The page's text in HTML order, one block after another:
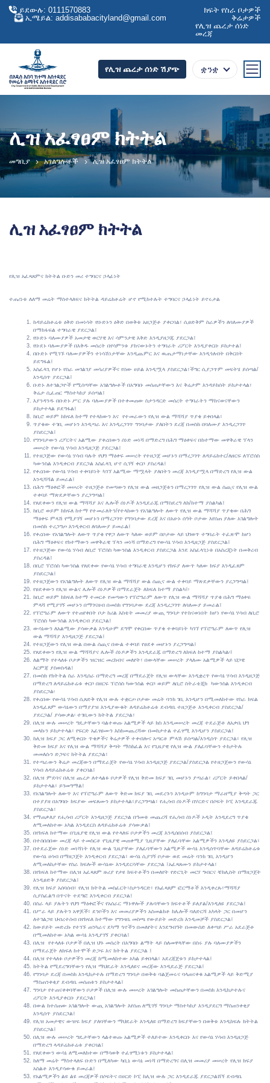
ይደውሉ: 0111570883
ኢሜይል: addisababacityland@gmail.com
ክፍት የስራ ቦታዎች
ቅሬታዎች
የሊዝ ጨረታ ሰነድ
መረጃ
የሊዝ ጨረታ ሰነድ ሽያጭ ቋንቋ
ሊዝ አፈፃፀም ክትትል
መግቢያ አገልግሎቶች ሊዝ አፈፃፀም ክትትል
ሊዝ አፈፃፀም ክትትል
የሊዝ አፈጻጸምና ክትትል ቡድን መሪ ተግባርና ኃላፊነት
ተጠሪነቱ ለለማ መሬት ማስተላለፍና ክትትል ዳይሬክቶሬት ሆኖ የሚከተሉት ተግባርና ኃላፊነት ይኖሩታል
ከዳይሬክቶሬቱ ዕቅድ በመነሳት የቡድኑን ዕቅድ በወቅቱ አዘጋጅቶ ያቀርባል፣ ሲፀድቅም ስራዎችን ለባለሙያዎች
በማከፋፍል ተግባራዊ ያደርጋል፤
የቡድኑ ባለሙያዎች አመታዊ ወርሃዊ እና ሳምንታዊ እቅድ እንዲያዘጋጁ ያደርጋል፤
የቡደኑ ባለሙያዎች በእቅዱ መሰረት በየሳምንቱ ያከናውኑትን ተግባራት ሪፖርት እንዲያቀርቡ ይከታተል፤
በቡድኑ የሚገኙ ባለሙያዎችን ተነሳሽነታቸው እንዲጨምር እና ዉጤታማነታቸው እንዲጎለብት በቅርበት
ይደግፋል፤
አስፈላጊ የሆኑ የስራ መገልገያ መሳሪያዎችና የሰው ሀይል እንዲሟላ ያስደርጋል፣ችግር ሲያጋጥም መፍትሄ ይሰጣል/
እንዲሰጥ ያደርጋል፤
ቡድኑ ለተገልጋዮች የሚሰጣቸው አገልግሎቶች በአግባቡ መሰጠታቸውን እና ቅሬታም እንዳይከሰት ይከታተላል፣
ቅሬታ ሲፈጠር ማስተካከያ ይሰጣል፤
እያንዳንዱ በቡድኑ ሥር ያሉ ባለሙያዎች በተቀመጠው ስታንዳርድ መሰረት ተግባራትን ማከናወናቸውን
ይከታተላል ይደግፋል፤
ከቢሮ ወይም ከክፍለ ከተማ የተላከውን እና የተመራውን የሊዝ ውል ማሻሻያ ጥያቄ ይቀበላል፣
ጥያቄው ተገቢ መሆኑን እንዲጣራ እና እንዲረጋገጥ ግንባታው ያለበትን ደረጃ በመስክ በባለሙያ እንዲረጋገጥ
ያስደርጋል፤
የግንባታውን ሪፖርትና አልሚው ያቀረበውን ሰነድ መነሻ በማድረግ በሕግ ማዕቀፍና በከተማው መዋቅራዊ ፕላን
መሠረት የውሳኔ ሃሳብ እንዲዘጋጅ ያደርጋል፤
የተዘጋጅው የውሳኔ ሃሳብ ባሉት የህግ ማዕቀፍ መሠረት የተዘጋጀ መሆኑን በማረጋገጥ ለዳይሬክተር/ለዘርፍ ለፕሮሰስ
ካውንስል እንዲቀርብ ያደርጋል አስፈላጊ ሆኖ ሲገኝ ቀርቦ ያስረዳል፤
የቀረበው የውሳኔ ሃሳብ ተቀባይነት ካገኘ አልሚው ማሟላት ያለበትን መረጃ እንዲያሟላ በማድረግ የሊዝ ውል
እንዲሻሻል ይመራል፤
በሕግ ማዕቀፎች መሠረት ተዘጋጅቶ የመጣውን የሊዝ ውል መዘጋጀቱን በማረጋገጥ የሊዝ ውል ሰጪና የሊዝ ውል
ተቀባይ ማጽደቃቸውን ያረጋግጣል፤
የጸደቀውን የሊዝ ውል ማሻሻያ እና ሌሎች ሰነዶች እንዲደራጁ በማስደረግ ለክ/ከተማ ያስልካል፤
ከቢሮ ወይም ከክፍለ ከተማ የተመራለትን/የተላከውን የአገልግሎት ለውጥ የሊዝ ውል ማሻሻያ ጥያቄው በሕግ
ማዕቀፍ ምላሽ የሚያገኝ መሆኑን በማረጋገጥ የግንባታው ደረጃ እና በአሁኑ ሰዓት ቦታው እየሰጠ ያለው አገልግሎት
በመስክ ተረጋግጦ እንዲቀርብ ለባለሙያ ይመራል፤
የቀረበው የአገልግሎት ለውጥ ጥያቄ የዋጋ ለውጥ ካለው ወይም በቦታው ላይ ህገወጥ ተግባራት ተፈጽሞ ከሆነ
በሕግ ማዕቀፍና የከተማውን መዋቅራዊ ፕላን መነሻ በማድረግ የውሳኔ ሃሳብ እንዲዘጋጅ ያስደርጋል፤
የተዘጋጅው የውሳኔ ሃሳብ ለቢሮ ፕሮሰስ ካውንስል እንዲቀርብ ያስደርጋል እንደ አስፈላጊነቱ በአስረጂነት በመቅረብ
ያስረዳል፤
በቢሮ ፕሮሰስ ካውንስል የጸደቀው የውሳኔ ሃሳብ ተግባራዊ እንዲሆን የክፍያ ለውጥ ካለው ክፍያ እንዲፈጸም
ያስደርጋል፤
የተዘጋጀውን የአገልግሎት ለውጥ የሊዝ ውል ማሻሻያ ውል ሰጪና ውል ተቀባይ ማጽደቃቸውን ያረጋግጣል፤
የፀደቀውን የሊዝ ውልና ሌሎች ሰነዶዎች በማደራጀት ለክፍለ ከተማ ያስልካ፤፡
ከቢሮ ወይም ከክፍለ ከተማ ተመርቶ የመጣውን የፕሮግራም ለውጥ የሊዝ ውል ማሻሻያ ጥያቄ በሕግ ማዕቀፍ
ምላሻ የሚያገኝ መሆኑን በማገናዘብ በመስክ የግንባታው ደረጃ እንዲረጋገጥ ለባለሙያ ይመራል፤
የፕሮግራም ለውጥ የተጠየቀበት ቦታ ከሪል እስቴት መመሪያ ውጪ ግንባታ የተከናወነበት ከሆነ የውሳኔ ሃሳብ ለቢሮ
ፕሮሰስ ካውንስል እንዲቀርብ ያደርጋል፤
ውሳኔውን ለአልሚው ያሳውቃል እንዲሁም ደግሞ የቀርበው ጥያቄ ተቀባይነት ካገኘ የፕሮግራም ለውጥ የሊዝ
ውል ማሻሻያ እንዲዘጋጅ ያደርጋል፤
የተዘጋጀውን የሊዝ ውል በውል ሰጪና በውል ተቀባይ የፀደቀ መሆኑን ያረጋግጣል፤
የጸደቀውን የሊዝ ውል ማሻሻያና ሌሎች ሰነዶዎችን እንዲደራጁ በማድረግ ለክፍለ ከተማ ያስልካል፡፤
ለልማት የተላለፉ ቦታዎችን ዝርዝር መረከብና መለየት፣ በውላቸው መሠረት ያላለሙ አልሚዎች ላይ ህጋዊ
እርምጃ ያስወስዳል፤
በመስክ የክትትል ስራ እንዲሰራ በማድረግ መረጃ በማደራጀት የሊዝ ውላቸው እንዲቋረጥ የውሳኔ ሃሳብ እንዲዘጋጅ
በማድረግ ለዳይሬክቶሬቱ ቀርቦ በዘርፍ ፕሮሰስ ካውንስል ቀርቦ ወይም ለቢሮ ስትራቴጂክ ካውንስል እንዲቀርብ
ያስደርጋል፡
የቀረበው የውሳኔ ሃሳብ ሲጸድቅ የሊዝ ውሉ ተቋርጦ ቦታው መሬት ባንክ ገቢ እንዲሆን በሚመለከተው የስራ ክፍል
እንዲፈጸም ውሳኔውን በማያያዝ እንዲያውቁት ለዳይሬክቶሬቱ ደብዳቤ ተዘጋጅቶ እንዲቀርብ ያስደርጋል/
ያደርጋል/ ያሳውቃል፡ ተገቢውን ክትትል ያደርጋል፣
በሊዝ ውሉ መሠረት ግዴታቸውን ባልተወጡ አልሚዎች ላይ ክስ እንዲመሠረት መረጃ ተደራጅቶ ለአቃቤ ህግ
መላኩን ይከታተላል፣ የፍርድ አፈፃፀሙን እስከመጨረሻው በመከታተል ተፈፃሚ እንዲሆን ያስደርጋል፤
ከሊዝ ክፍያ ጋር ለሚቀርቡ ጥቄዎችና ቅሬታዎች ተቀብሎና አጣርቶ ምላሽ ይሰጣል/እንዲሰጥ ያደርጋል፣ የሊዝ
ቅድመ ክፍያ እና የሊዝ ውል ማሻሻያ ቅጣት ማስከፈል እና የጊዜያዊ የሊዝ ውል ያለፈባቸውን ተከታትሉ
መመለሱን ድጋፍና ክትትል ያደርጋል፣
የተጣራውን ቅሬታ መረጃውን በማደራጀት የውሳኔ ሃሳብ እንዲዘጋጅ ያደርጋል/ያስደርጋል የተዘጋጀውን የውሳኔ
ሃሳብ ለዳይሬክቶሬቱ ያቀርባል፤
በሊዝ ምደባና በሊዝ ጨረታ ለተላልፉ ቦታዎች የሊዝ ቅድመ ክፍያ ገቢ መሆኑን ያጣራል፣ ሪፖርት ይቀበላል/
ይከታተላል፣ ይገመግማል፤
የአገልግሎት ለውጥ እና የፕሮግራም ለውጥ ቅድመ ክፍያ ገቢ መደረጉን እንዲሁም ከግንባታ ማራዘሚያ ቅጣት ጋር
በተያያዘ በአግባቡ ክፍያው መፍጸሙን ይከታተላል፣ያረጋግጣል፣ የሒሳብ ሰነዶች በሃርድና በሶፍት ኮፒ እንዲደራጁ
ያስደርጋል፣
የማጠቃለያ የሒሳብ ሪፖርት እንዲዘጋጅ ያደርጋል በዓመቱ መጨረሻ የሒሳብ ሰነዶች ኦዲት እንዲደረግ ጥያቄ
ለሚመለከተው አካል እንዲደርስ ለዳይሬክቶሬቱ ያሳውቃል፤
በየክፍለ ከተማው በጊዜያዊ የሊዝ ውል የተላለፍ ቦታዎችን መረጃ እንዲሰበሰብ ያስደርጋል፤
በተሰበሰበው መረጃ ላይ ተመስርቶ የጊዜያዊ መጠቀሚያ ጊዜያቸው ያለፈባቸው አልሚዎችን እንዲለዩ ያስደርጋል፣
በተደራጀው ሰነድ መነሻነት የሊዝ ውል ጊዜያቸው ያለፈባቸውን አልሚዎች ውሳኔ እንዲሰጥባቸው ለዳይሬክቶሬቱ
የውሳኔ ሀሳብ በማዘጋጀት እንዲቀርብ ያደርጋል፣ ውሳኔ ሲያገኝ ቦታው ወደ መሬት ባንክ ገቢ እንዲሆን
ለሚመለከታቸው የስራ ክፍሎች ውሳኔው እንዲደርሳቸው ያደርጋል ፤አፈጻጸሙን ይከታተላል፣
በየክፍለ ከተማው በሊዝ አፈጻጸም ዙሪያ የታዩ ክፍተቶችን በመለየት የድርጊት መርሃ ግብርና ቼክሊስት በማዘጋጀት
እንዲፀድቅ ያስደርጋል፤
የሊዝ ክፍያ አሰባሰብ፣ የሊዝ ክትትል መስፈርት፣ስታንዳርድ፣ የአፈጻጸም ፎርማቶች እንዲቀረጹ፣ማሻሻያ
ሲያስፈልግ በጥናት ተደግፎ እንዲቀርብ ያደርጋል፤
በስራ ላይ ያሉትን የህግ ማዕቀፎችና የአሰራር ማኑዋሎች ያሉባቸውን ክፍተቶች ይለያል/እንዲለዩ ያደርጋል፤
በሥራ ላይ ያሉትን አዋጆች፣ ደንቦችን እና መመሪያዎችን አስመልክቶ ከሌሎች ባለድርሻ አካላት ጋር በመሆን
ለተገልጋዩ ህብረተሰብ በየክፍለ ከተማው የግንዛቤ መስጫ የውይይት መድረክ እንዲመቻች ያስደርጋል፤
ከውይይት መድረኩ የተገኙ ጠንካራና ደካማ ጎኖችን በመለየትና እንደግብዓት በመውሰድ ለቀጣይ ሥራ አደራጅቶ
በሚመለከተው አካል ውሳኔ እንዲያገኝ ያቀርባል፤
በሊዝ የተላለፉ ቦታዎች በሊዝ ህጉ መሰረት በአግባቡ ልማት ላይ ስለመዋላቸው በስሩ ያሉ ባለሙያዎችን
በማደራጀት ለክፍለ ከተሞች ድጋፍ እና ክትትል ያደርጋል ፤
በሊዝ የተላለፉ ቦታዎችን መረጃ ከሚመለከተው አካል ይቀበላል፣ አደረጃጀቱን ይከታተላል፤
ክትትል የሚደረግባቸውን የሊዝ ማህደራት እንዲለዩና መረጃው እንዲደራጅ ያደርጋል፤
የግንባታ ደረጃ በመስክ እንዲከታተሉ በማድረግ ግንባታ በወቅቱ ባልጀመሩና ባላጠናቀቁ አልሚዎች ላይ ቅድሚያ
ማስጠንቀቂያ ደብዳቤ መሰጠቱን ይከታተላል፤
ግንባታ የተጠናቀቀባቸውን ቦታዎች በሊዝ ውሉ መሠረት አገልግሎት መስጠታቸውን በመስክ እንዲከታተሉና
ሪፖርት እንዲያቀርቡ ያደርጋል፤
በውል ከተሰጠው አገልግሎት ውጪ አገልግሎት እየሰጠ ለሚገኝ ግንባታ ማስተካከያ እንዲያደርግ ማስጠንቀቂያ
እንዲሰጥ ያስደርጋል፤
የሊዝ አመታዊና ውዝፍ ክፍያ ያለባቸውን ማህደራት እንዲለዩ በማድረግ ክፍያቸውን በወቅቱ እንዲከፍሉ ክትትል
ያስደርጋል፤
በሊዝ ውሉ መሠረት ግዴታቸውን ላልተወጡ አልሚዎች ተለይተው እንዲቀርቡ እና የውሳኔ ሃሳብ እንዲዘጋጅ
በማድረግ ላዳይሬክቶሬቱ ያቀርባል፤
የጸደቀውን ውሳኔ ለሚመለከተው በማሳወቅ ተፈፃሚነቱን ይከታተላል፤
ከለማ መሬት ማስተላለፍ ቡድን በሚለካው ካቢኔ ውሳኔ መነሻ በማድረግና በሊዝ መመሪያ መሠረት የሊዝ ክፍያ
አስልቶ እንዲያሳውቁ ይመራል፤
የአልሚዎችን ልዩ ልዩ መረጃዎች በሶፍትና በሀርድ ኮፒ ከሊዝ ውሉ ጋር እንዲደራጁ ያደርጋልሸኝ ደብዳቤ